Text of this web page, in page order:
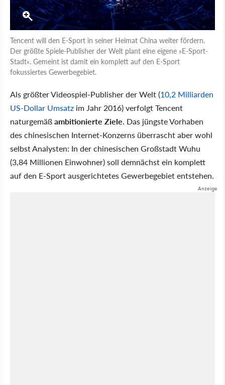
Tencent will den E-Sport in seiner Heimat China weiter fördern.
Der größte Spiele-Publisher der Welt plant eine eigene »E-Sport-
Stadt«. Gemeint ist damit ein komplett auf den E-Sport
fokussiertes Gewerbegebiet.
Als größter Videospiel-Publisher der Welt (10,2 Milliarden
US-Dollar Umsatz im Jahr 2016) verfolgt Tencent
naturgemäßambitionierte Ziele. Das jüngste Vorhaben
des chinesischen Internet-Konzerns überrascht aber wohl
selbst Analysten: In der chinesischen Großstadt Wuhu
(3,84 Millionen Einwohner) soll demnächst ein komplett
auf den E-Sport ausgerichtetes Gewerbegebiet entstehen.